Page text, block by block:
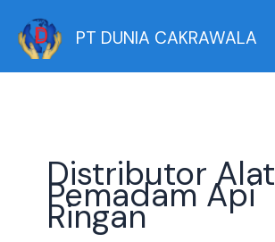
content
PT DUNIA CAKRAWALA
Distributor Alat
Pemadam Api
Ringan